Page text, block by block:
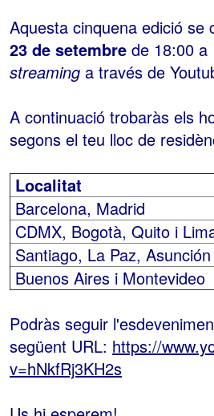
Aquesta cinquena edició se
23 de setembre de 18:00 a
streaming a través de
A continuació trobaràs els
segons el teu lloc de
Localitat
Barcelona, Madrid
CDMX, Bogotà, Quito i
Santiago, La Paz,
Buenos Aires i Montevideo
Podràs seguir
següent URL: https://
v=hNkfRj3KH2s